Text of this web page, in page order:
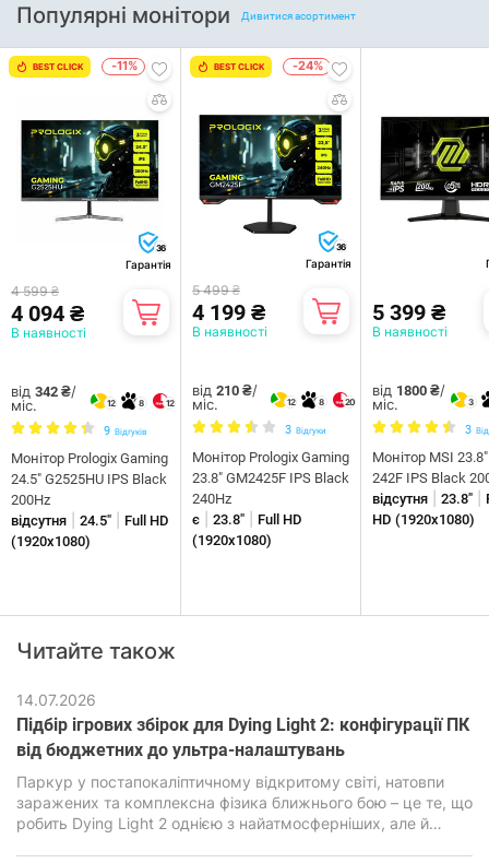
Популярні монітори Дивитися асортимент
BEST CLICK -11%
36
Гарантія
4 599 ₴
4 094 ₴
В наявності
від 342 ₴/
міс.
12 8 12
9 Відгуків
Монітор Prologix Gaming
24.5" G2525HU IPS Black
200Hz
відсутня
24.5"
Full HD
(1920x1080)
BEST CLICK -24%
36
Гарантія
5 499 ₴
4 199 ₴
В наявності
від 210 ₴/
міс.
12 8 20
3 Відгуки
Монітор Prologix Gaming
23.8" GM2425F IPS Black
240Hz
є
23.8"
Full HD
(1920x1080)
5 399 ₴
В наявності
від 1800 ₴/
міс.
3
3
Монітор MSI
242F IPS Black
відсутня
23.8"
HD (1920x1080)
Читайте також
14.07.2026
Підбір ігрових збірок для Dying Light 2: конфігурації ПК
від бюджетних до ультра-налаштувань
Паркур у постапокаліптичному відкритому світі, натовпи
заражених та комплексна фізика ближнього бою – це те, що
робить Dying Light 2 однією з найатмосферніших, але й